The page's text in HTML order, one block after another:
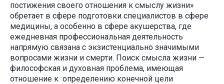
постижения своего отношения к смыслу жизни»
обретает в сфере подготовки специалистов в сфере
медицины, а особенно в сфере акушерства, где
ежедневная профессиональная деятельность
напрямую связана с экзистенциально значимыми
вопросами жизни и смерти. Поиск смысла жизни —
философская и духовная проблема, имеющая
отношение к определению конечной цели